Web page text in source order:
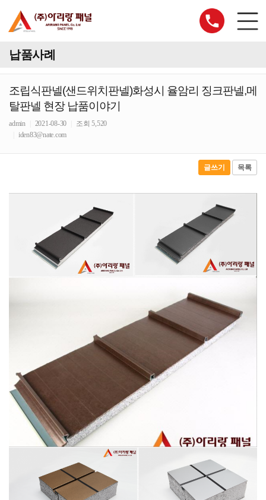
납품사례
조립식판넬(샌드위치판넬)화성시 율암리 징크판넬,메
탈판넬 현장 납품이야기
admin 2021-08-30
조회 5,520
iden83@nate.com
글쓰기 목록